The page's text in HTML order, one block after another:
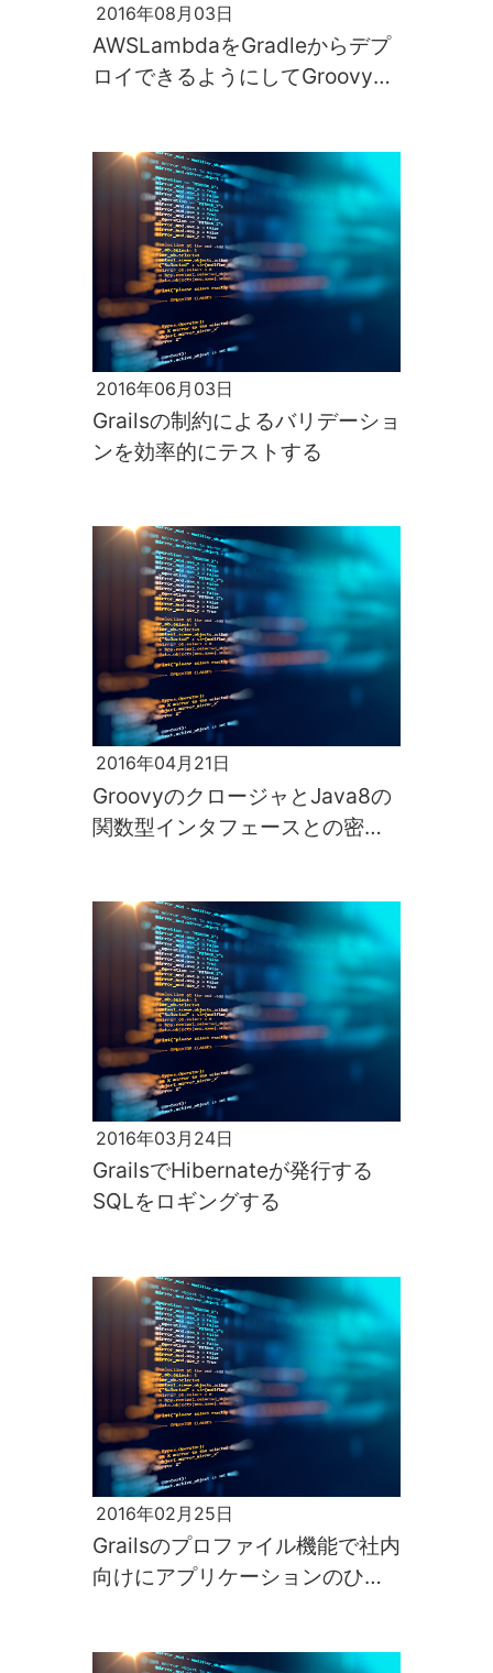
2016年08月03日
AWSLambdaをGradleからデプ
ロイできるようにしてGroovyで
2016年06月03日
Grailsの制約によるバリデーショ
ンを効率的にテストする
2016年04月21日
GroovyのクロージャとJava8の
関数型インタフェースとの密な
2016年03月24日
GrailsでHibernateが発行する
SQLをロギングする
2016年02月25日
Grailsのプロファイル機能で社内
向けにアプリケーションのひな